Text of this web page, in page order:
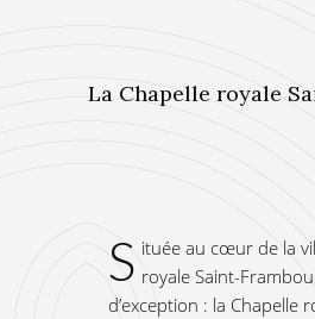
La Chapelle royale
S ituée au cœur de la
royale Saint-
d’exception : la Chapelle